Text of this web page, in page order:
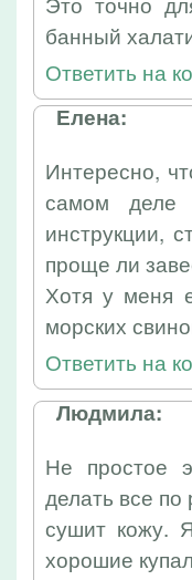
банный
Ответить на
Елена:
Интересно,
самом деле
инструкции,
проще ли
Хотя у меня
морских
Ответить на
Людмила:
Не простое
делать все
сушит кожу.
хорошие